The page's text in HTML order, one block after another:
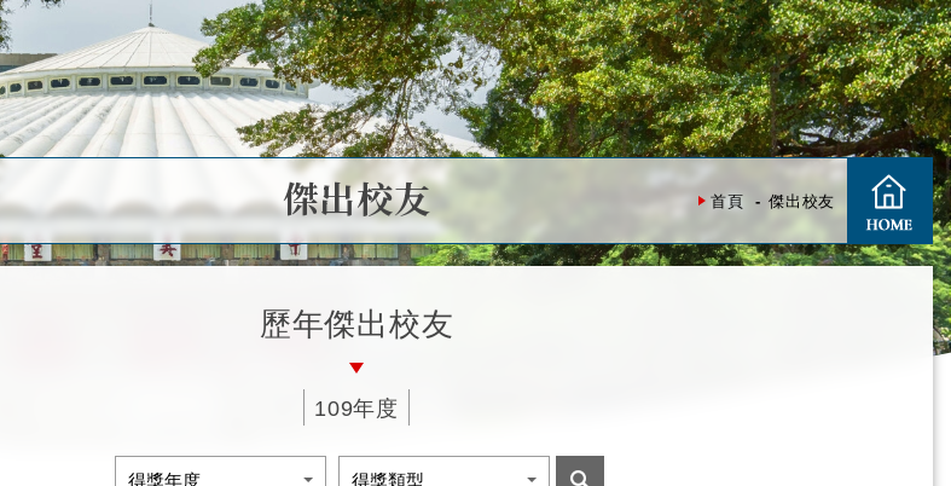
首頁 傑出校友
傑出校友
歷年傑出校友
109年度